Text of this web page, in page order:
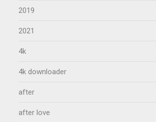
2019
2021
4k
4k downloader
after
after love